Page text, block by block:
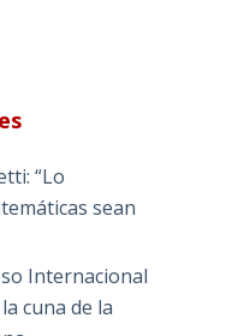
“Lo
sean
Internacional
cuna de la